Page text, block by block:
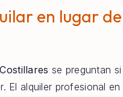
en lugar de
Costillares se preguntan
El alquiler profesional en